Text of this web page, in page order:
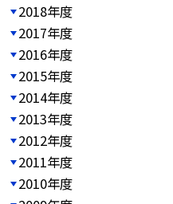
2018年度
2017年度
2016年度
2015年度
2014年度
2013年度
2012年度
2011年度
2010年度